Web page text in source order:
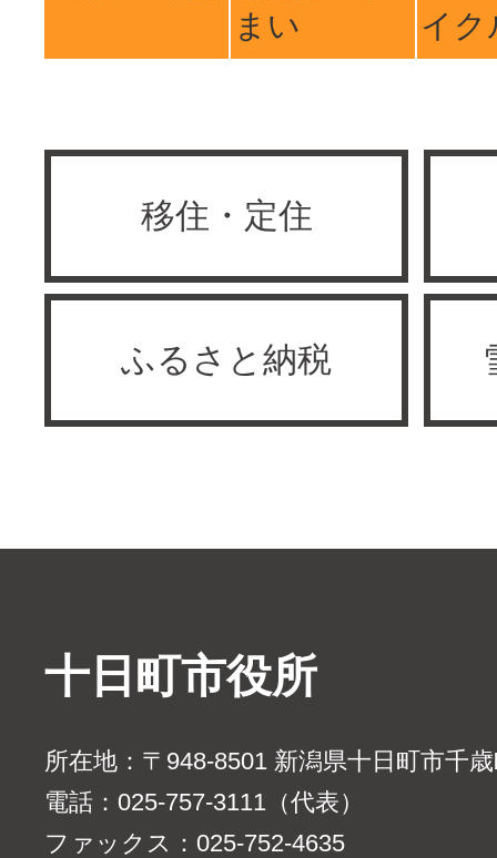
まい
イク
移住・定住
ふるさと納税
十日町市役所
所在地：〒948-8501 新潟県十日町市千
電話：025-757-3111（代表）
ファックス：025-752-4635